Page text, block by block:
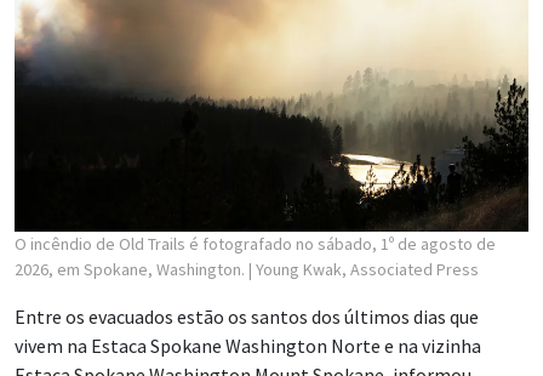
O incêndio de Old Trails é fotografado no sábado, 1º de agosto de
2026, em Spokane, Washington. | Young Kwak, Associated Press
Entre os evacuados estão os santos dos últimos dias que
vivem na Estaca Spokane Washington Norte e na vizinha